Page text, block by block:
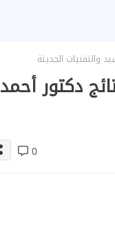
الشامل لنتائج دكتور أحمد
0